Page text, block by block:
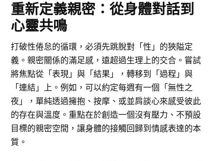
重新定義親密：從身體對話到
心靈共鳴
打破性倦怠的循環，必須先跳脫對「性」的狹隘定
義。親密關係的滿足感，遠超過生理上的交合。嘗試
將焦點從「表現」與「結果」，轉移到「過程」與
「連結」上。例如，可以約定每週有一個「無性之
夜」，單純透過擁抱、按摩、或並肩談心來感受彼此
的存在與溫度。重點在於創造一個沒有壓力、不預設
目標的親密空間，讓身體的接觸回歸到情感表達的本
質。